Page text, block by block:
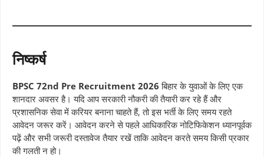
निष्कर्ष
BPSC 72nd Pre Recruitment 2026 बिहार के युवाओं के लिए एक
शानदार अवसर है। यदि आप सरकारी नौकरी की तैयारी कर रहे हैं और
प्रशासनिक सेवा में करियर बनाना चाहते हैं, तो इस भर्ती के लिए समय रहते
आवेदन जरूर करें। आवेदन करने से पहले आधिकारिक नोटिफिकेशन ध्यानपूर्वक
पढ़ें और सभी जरूरी दस्तावेज तैयार रखें ताकि आवेदन करते समय किसी प्रकार
की गलती न हो।